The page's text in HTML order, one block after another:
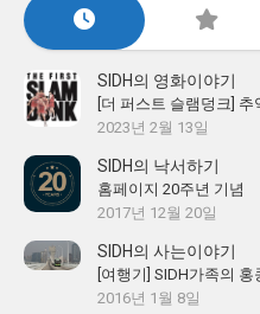
SIDH의 영화이야기
[더 퍼스트 슬램덩크] 추
2023년 2월 13일
SIDH의 낙서하기
홈페이지 20주년 기념
2017년 12월 20일
SIDH의 사는이야기
[여행기] SIDH가족의
2016년 1월 8일